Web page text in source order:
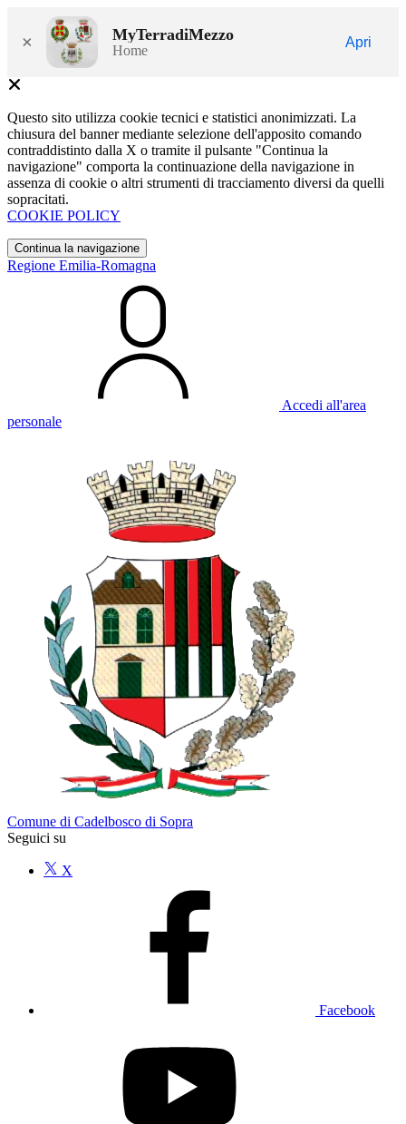
× MyTerradiMezzo
Home
Apri
Questo sito utilizza cookie tecnici e statistici anonimizzati. La
chiusura del banner mediante selezione dell'apposito comando
contraddistinto dalla X o tramite il pulsante "Continua la
navigazione" comporta la continuazione della navigazione in
assenza di cookie o altri strumenti di tracciamento diversi da quelli
sopracitati.
COOKIE POLICY
Continua la navigazione
Regione Emilia-Romagna
Accedi all'area
personale
Comune di Cadelbosco di Sopra
Seguici su
X
Facebook